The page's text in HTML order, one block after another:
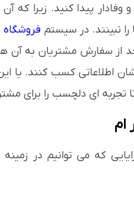
و وفادار پیدا کنید. زیرا
نبینند. در سیستم فروشگاه
از سفارش مشتریان به
اطلاعاتی کسب کنند. یا
تجربه ای دلچسب را برای
ام
که می توانیم در